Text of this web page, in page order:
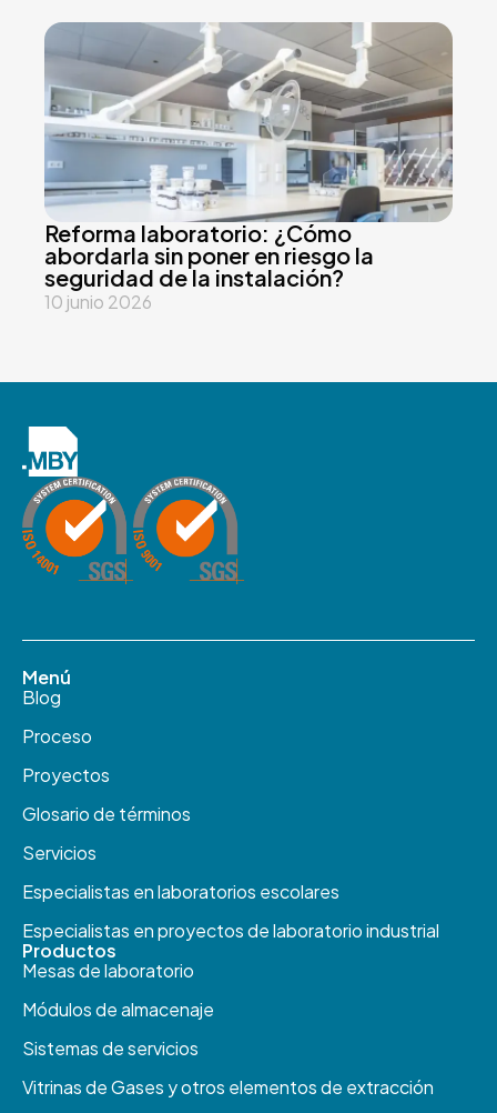
Reforma laboratorio: ¿Cómo
abordarla sin poner en riesgo la
seguridad de la instalación?
10 junio 2026
Menú
Blog
Proceso
Proyectos
Glosario de términos
Servicios
Especialistas en laboratorios escolares
Especialistas en proyectos de laboratorio industrial
Productos​
Mesas de laboratorio
Módulos de almacenaje
Sistemas de servicios
Vitrinas de Gases y otros elementos de extracción